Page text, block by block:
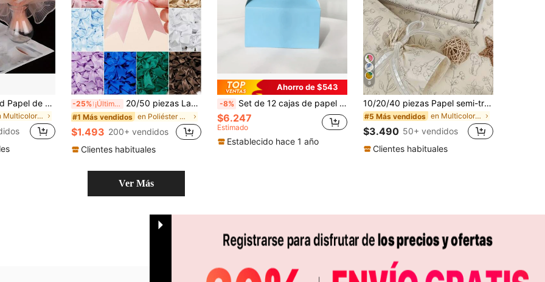
1 pieza 28cm X 4yd Papel de envolver flores de tela plisada con perlas falsas, suministros florales para el Día de San Valentín, adecuado para fiestas, bodas, envolver regalos de cumpleaños, accesorios para ramos, envolver regalos, envolver flores, Día de San Valentín, Día de la Madre
en Multicolor Papel de papel de regalo
-25% ¡Últimos 3 días 20/50 piezas Lazos grandes de cinta de satén de colores, moños con forma de cola para manualidades DIY, decoraciones, envoltura de regalos, decoraciones de fiestas de cumpleaños, accesorios para el cabello, accesorios de ropa, bodas, San Valentín y otras ocasiones.
#1 Más vendidos en Poliéster Cintas y lazos
$1.493 200+ vendidos
Clientes habituales
Ahorro de $543
-8% Set de 12 cajas de papel plegables, adecuadas para joyería, caramelos, envasado de postres, cajas de regalo, regalos, bolsas de regalo, regalos de boda, regalos festivos, cajas de regalo, recuerdos de fiesta, útiles escolares, de vuelta a la escuela
$6.247
Estimado
Establecido hace 1 año
8
10/20/40 piezas Papel semi-transparente con patrón floral - Revestido de cera, 20x14 pulgadas, adecuado para decoración navideña, bodas, San Valentín, regalos de cumpleaños, envoltura de ramos, recuerdos de fiesta, suministros de envoltura de regalos | Papel de seda decorativo | Papel revestido de cera, suministros de envoltura de regalos, papel de seda, papel de seda/papel de envolver navideño, papel de envolver regalos, papel de seda navideño/papel de envolver navideño
#5 Más vendidos en Multicolor Papel de papel de regalo
$3.490 50+ vendidos
Clientes habituales
Ver Más